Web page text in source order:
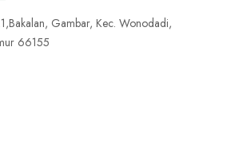
Gambar, Kec. Wonodadi,
66155